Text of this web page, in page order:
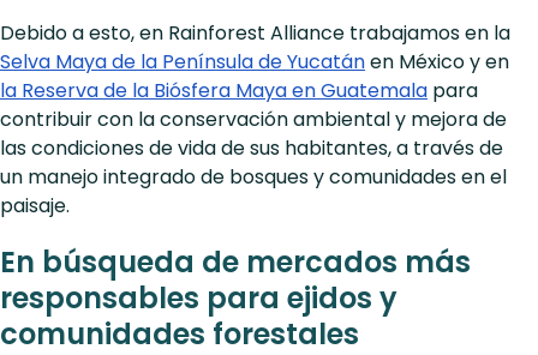
Debido a esto, en Rainforest Alliance trabajamos en la
Selva Maya de la Península de Yucatánen México y en
la Reserva de la Biósfera Maya en Guatemala para
contribuir con la conservación ambiental y mejora de
las condiciones de vida de sus habitantes, a través de
un manejo integrado de bosques y comunidades en el
paisaje.
En búsqueda de mercados más
responsables para ejidos y
comunidades forestales